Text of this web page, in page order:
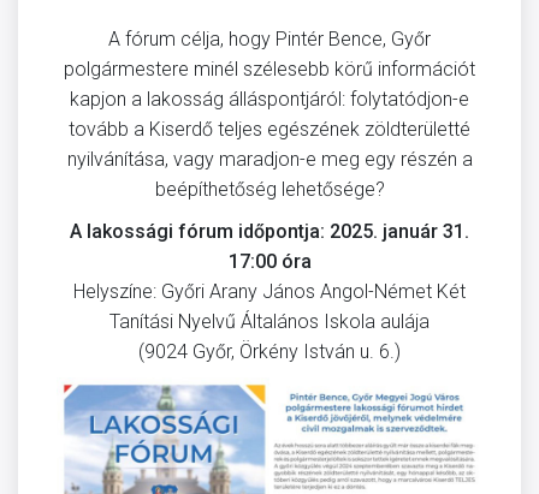
A fórum célja, hogy Pintér Bence, Győr
polgármestere minél szélesebb körű információt
kapjon a lakosság álláspontjáról: folytatódjon-e
tovább a Kiserdő teljes egészének zöldterületté
nyilvánítása, vagy maradjon-e meg egy részén a
beépíthetőség lehetősége?
A lakossági fórum időpontja: 2025. január 31.
17:00 óra
Helyszíne: Győri Arany János Angol-Német Két
Tanítási Nyelvű Általános Iskola aulája
(9024 Győr, Örkény István u. 6.)